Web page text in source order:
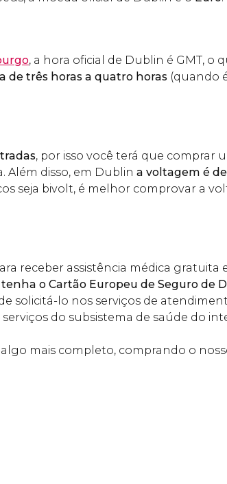
, a hora oficial de Dublin é GMT, o
de três horas a quatro horas (quando
, por isso você terá que comprar
Além disso, em Dublin a voltagem é
seja bivolt, é melhor comprovar a
receber assistência médica gratuita
o Cartão Europeu de Seguro de
solicitá-lo nos serviços de
do subsistema de saúde do
mais completo, comprando o